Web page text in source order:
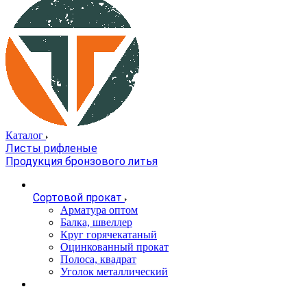
Каталог
Листы рифленые
Продукция бронзового литья
Сортовой прокат
Арматура оптом
Балка, швеллер
Круг горячекатаный
Оцинкованный прокат
Полоса, квадрат
Уголок металлический